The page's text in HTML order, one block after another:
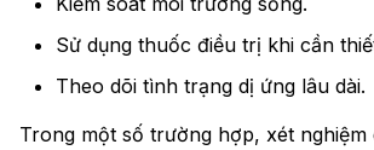
Sử dụng thuốc điều trị khi cần
Theo dõi tình trạng dị ứng lâu dài.
Trong một số trường hợp, xét